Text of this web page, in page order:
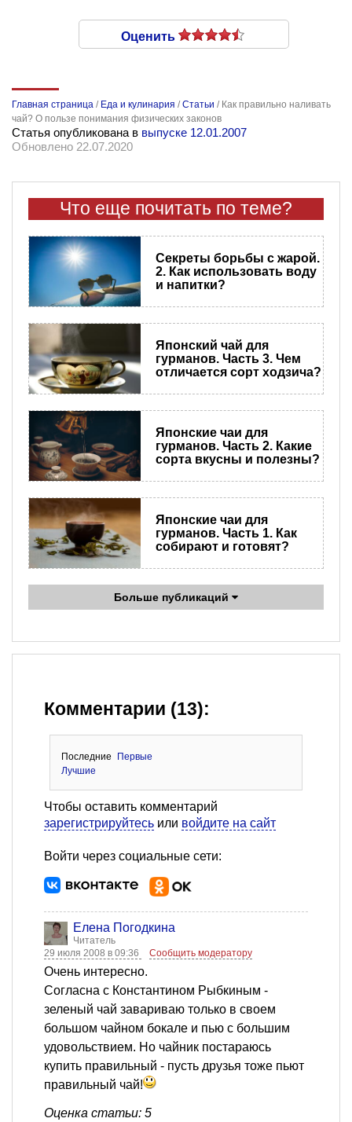
Оценить
Главная страница / Еда и кулинария /Статьи / Как правильно наливать
чай? О пользе понимания физических законов
Статья опубликована в выпуске 12.01.2007
Обновлено 22.07.2020
Что еще почитать по теме?
Секреты борьбы с жарой.
2. Как использовать воду
и напитки?
Японский чай для
гурманов. Часть 3. Чем
отличается сорт ходзича?
Японские чаи для
гурманов. Часть 2. Какие
сорта вкусны и полезны?
Японские чаи для
гурманов. Часть 1. Как
собирают и готовят?
Больше публикаций
Комментарии (13):
Последние
Первые
Лучшие
Чтобы оставить комментарий
зарегистрируйтесь или войдите на сайт
Войти через социальные сети:
Елена Погодкина
Читатель
29 июля 2008 в 09:36
Сообщить модератору
Очень интересно.
Согласна с Константином Рыбкиным -
зеленый чай завариваю только в своем
большом чайном бокале и пью с большим
удовольствием. Но чайник постараюсь
купить правильный - пусть друзья тоже пьют
правильный чай!
Оценка статьи: 5